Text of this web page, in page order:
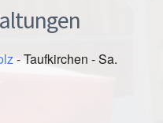
- Taufkirchen - Sa.